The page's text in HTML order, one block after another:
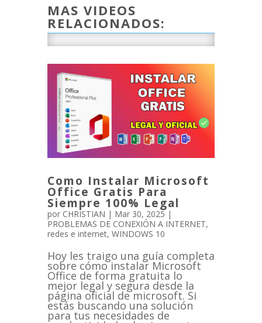
MAS VIDEOS
RELACIONADOS:
Como Instalar Microsoft
Office Gratis Para
Siempre 100% Legal
por CHRISTIAN | Mar 30, 2025|
PROBLEMAS DE CONEXIÓN A INTERNET,
redes e internet, WINDOWS 10
Hoy les traigo una guía completa
sobre cómo instalar Microsoft
Office de forma gratuita lo
mejor legal y segura desde la
página oficial de microsoft. Si
estás buscando una solución
para tus necesidades de